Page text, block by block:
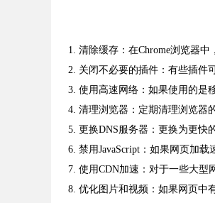
1. 清除缓存：在Chrome浏览器
2. 关闭不必要的插件：有些插件
3. 使用高速网络：如果使用的是
4. 清理浏览器：定期清理浏览器
5. 更换DNS服务器：更换为更快
6. 禁用JavaScript：如果网页加
7. 使用CDN加速：对于一些大型
8. 优化图片和视频：如果网页中